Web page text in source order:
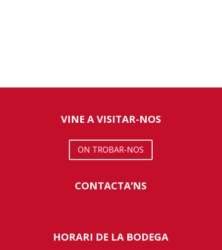
VINE A VISITAR-NOS
ON TROBAR-NOS
CONTACTA’NS
HORARI DE LA BODEGA